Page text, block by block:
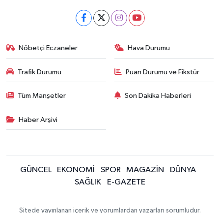
Nöbetçi Eczaneler Hava Durumu
Trafik Durumu Puan Durumu ve Fikstür
Tüm Manşetler Son Dakika Haberleri
Haber Arşivi
GÜNCEL EKONOMİ SPOR MAGAZİN
DÜNYA
SAĞLIK
E-GAZETE
Sitede yayınlanan içerik ve yorumlardan yazarları sorumludur.